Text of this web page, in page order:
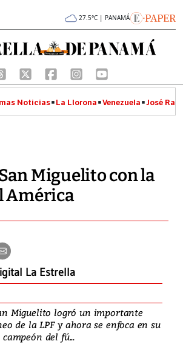
27.5°C | PANAMÁ
Noticias La Llorona Venezuela José
Miguelito con la
América
La Estrella
Miguelito logró un importante
de la LPF y ahora se enfoca en su
del fú...